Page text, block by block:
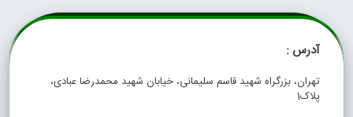
آدرس :
تهران، بزرگراه شهید قاسم سلیمانی، خیابان شهید محمدرضا عبادی،
پلاک1